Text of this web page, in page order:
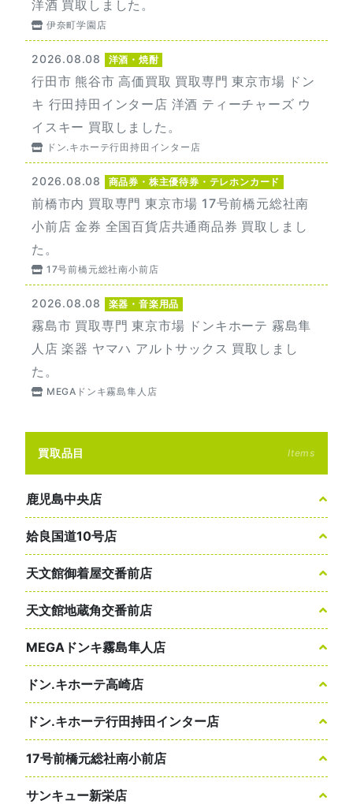
洋酒 買取しました。
伊奈町学園店
2026.08.08 洋酒・焼酎
行田市 熊谷市 高価買取 買取専門 東京市場 ドン
キ 行田持田インター店 洋酒 ティーチャーズ ウ
イスキー 買取しました。
ドン.キホーテ行田持田インター店
2026.08.08 商品券・株主優待券・テレホンカード
前橋市内 買取専門 東京市場 17号前橋元総社南
小前店 金券 全国百貨店共通商品券 買取しまし
た。
17号前橋元総社南小前店
2026.08.08 楽器・音楽用品
霧島市 買取専門 東京市場 ドンキホーテ 霧島隼
人店 楽器 ヤマハ アルトサックス 買取しまし
た。
MEGAドンキ霧島隼人店
買取品目 Items
鹿児島中央店
姶良国道10号店
天文館御着屋交番前店
天文館地蔵角交番前店
MEGAドンキ霧島隼人店
ドン.キホーテ高崎店
ドン.キホーテ行田持田インター店
17号前橋元総社南小前店
サンキュー新栄店